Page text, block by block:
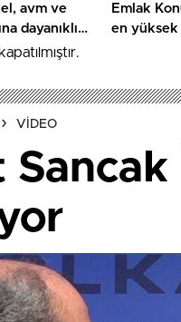
avm ve
dayanıklı
Emlak
en
VİDEO